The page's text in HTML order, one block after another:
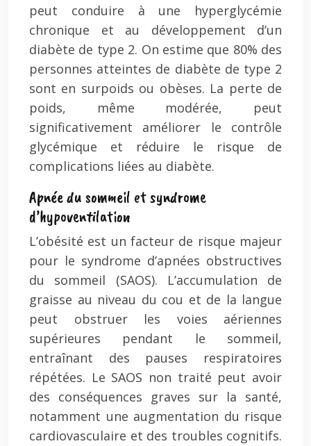
peut conduire à une hyperglycémie
chronique et au développement d’un
diabète de type 2. On estime que 80% des
personnes atteintes de diabète de type 2
sont en surpoids ou obèses. La perte de
poids, même modérée, peut
significativement améliorer le contrôle
glycémique et réduire le risque de
complications liées au diabète.
Apnée du sommeil et syndrome
d’hypoventilation
L’obésité est un facteur de risque majeur
pour le syndrome d’apnées obstructives
du sommeil (SAOS). L’accumulation de
graisse au niveau du cou et de la langue
peut obstruer les voies aériennes
supérieures pendant le sommeil,
entraînant des pauses respiratoires
répétées. Le SAOS non traité peut avoir
des conséquences graves sur la santé,
notamment une augmentation du risque
cardiovasculaire et des troubles cognitifs.